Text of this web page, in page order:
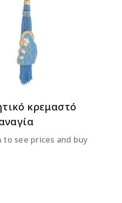
ΠΕΡΙΣΣΌΤΕΡΑ
κρεμαστό
to see prices and buy